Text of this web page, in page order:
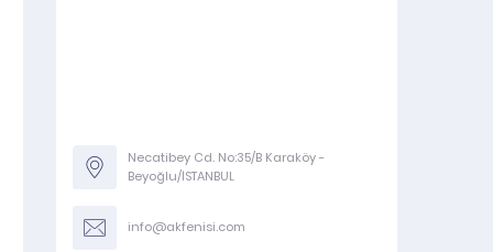
Necatibey Cd. No:35/B Karaköy -
Beyoğlu/İSTANBUL
info@akfenisi.com